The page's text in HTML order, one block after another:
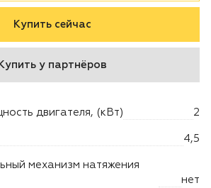
Купить сейчас
Купить у партнёров
двигателя, (кВт) 2
4,5
механизм натяжения
нет